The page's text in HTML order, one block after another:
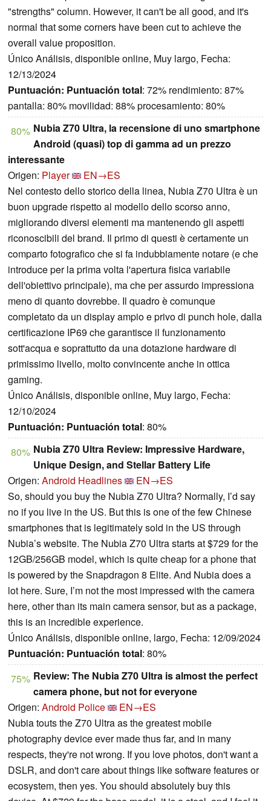
"strengths" column. However, it can't be all good, and it's
normal that some corners have been cut to achieve the
overall value proposition.
Único Análisis, disponible online, Muy largo, Fecha:
12/13/2024
Puntuación: Puntuación total: 72% rendimiento: 87%
pantalla: 80% movilidad: 88% procesamiento: 80%
80% Nubia Z70 Ultra, la recensione di uno smartphone
Android (quasi) top di gamma ad un prezzo
interessante
Origen: Player
EN→ES
Nel contesto dello storico della linea, Nubia Z70 Ultra è un
buon upgrade rispetto al modello dello scorso anno,
migliorando diversi elementi ma mantenendo gli aspetti
riconoscibili del brand. Il primo di questi è certamente un
comparto fotografico che si fa indubbiamente notare (e che
introduce per la prima volta l'apertura fisica variabile
dell'obiettivo principale), ma che per assurdo impressiona
meno di quanto dovrebbe. Il quadro è comunque
completato da un display ampio e privo di punch hole, dalla
certificazione IP69 che garantisce il funzionamento
sott'acqua e soprattutto da una dotazione hardware di
primissimo livello, molto convincente anche in ottica
gaming.
Único Análisis, disponible online, Muy largo, Fecha:
12/10/2024
Puntuación: Puntuación total: 80%
80% Nubia Z70 Ultra Review: Impressive Hardware,
Unique Design, and Stellar Battery Life
Origen: Android Headlines
EN→ES
So, should you buy the Nubia Z70 Ultra? Normally, I’d say
no if you live in the US. But this is one of the few Chinese
smartphones that is legitimately sold in the US through
Nubia’s website. The Nubia Z70 Ultra starts at $729 for the
12GB/256GB model, which is quite cheap for a phone that
is powered by the Snapdragon 8 Elite. And Nubia does a
lot here. Sure, I’m not the most impressed with the camera
here, other than its main camera sensor, but as a package,
this is an incredible experience.
Único Análisis, disponible online, largo, Fecha: 12/09/2024
Puntuación: Puntuación total: 80%
75% Review: The Nubia Z70 Ultra is almost the perfect
camera phone, but not for everyone
Origen: Android Police
EN→ES
Nubia touts the Z70 Ultra as the greatest mobile
photography device ever made thus far, and in many
respects, they're not wrong. If you love photos, don't want a
DSLR, and don't care about things like software features or
ecosystem, then yes. You should absolutely buy this